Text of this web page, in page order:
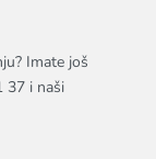
Imate još
37 i naši